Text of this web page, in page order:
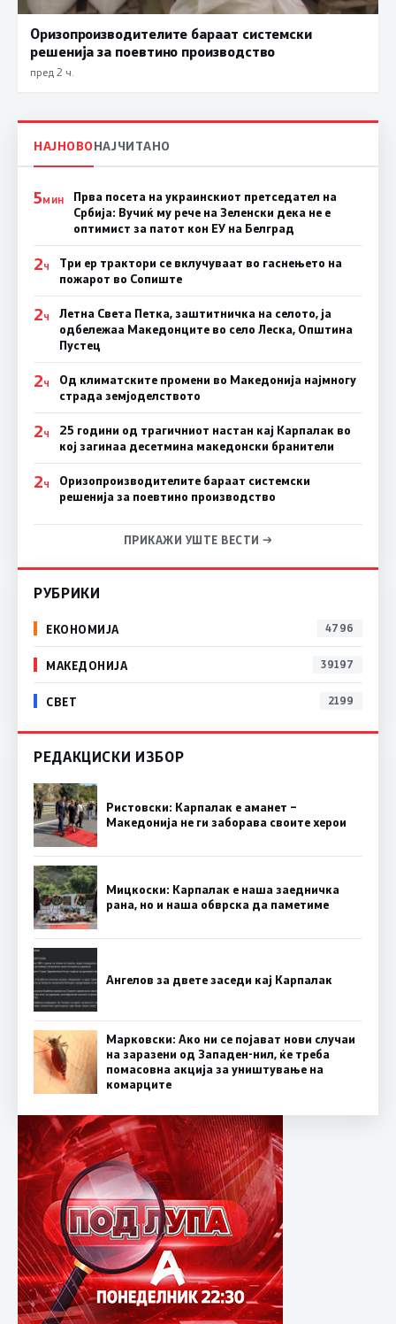
Оризопроизводителите бараат системски
решенија за поевтино производство
пред 2 ч.
НАЈНОВОНАЈЧИТАНО
5МИН
Прва посета на украинскиот претседател на
Србија: Вучиќ му рече на Зеленски дека не е
оптимист за патот кон ЕУ на Белград
2Ч
Три ер трактори се вклучуваат во гаснењето на
пожарот во Сопиште
2Ч
Летна Света Петка, заштитничка на селото, ја
одбележаа Македонците во село Леска, Општина
Пустец
2Ч
Од климатските промени во Македонија најмногу
страда земјоделството
2Ч
25 години од трагичниот настан кај Карпалак во
кој загинаа десетмина македонски бранители
2Ч
Оризопроизводителите бараат системски
решенија за поевтино производство
ПРИКАЖИ УШТЕ ВЕСТИ →
РУБРИКИ
ЕКОНОМИЈА 4796
МАКЕДОНИЈА 39197
СВЕТ 2199
РЕДАКЦИСКИ ИЗБОР
Ристовски: Карпалак е аманет –
Македонија не ги заборава своите херои
Мицкоски: Карпалак е наша заедничка
рана, но и наша обврска да паметиме
Ангелов за двете заседи кај Карпалак
Марковски: Ако ни се појават нови случаи
на заразени од Западен-нил, ќе треба
помасовна акција за уништување на
комарците